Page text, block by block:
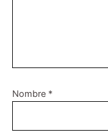
Nombre *